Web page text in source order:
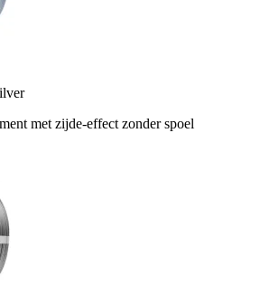
met zijde-effect zonder spoel